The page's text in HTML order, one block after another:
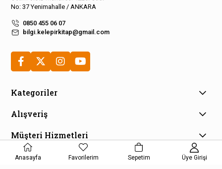
No: 37 Yenimahalle / ANKARA
0850 455 06 07
bilgi.kelepirkitap@gmail.com
Kategoriler
Alışveriş
Müşteri Hizmetleri
E-Bülten Aboneliği
Anasayfa Favorilerim Sepetim Üye Girişi